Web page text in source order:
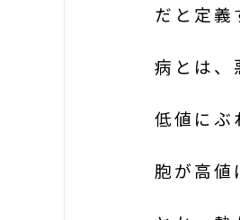
だと定義
病とは、
低値にぶ
胞が高値